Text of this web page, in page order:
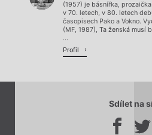
(1957) je básnířka,
v 70. letech, v 80. letech
časopisech Pako a Vokno.
(MF, 1987), Ta ženská musí
...
Profil
Sdílet na